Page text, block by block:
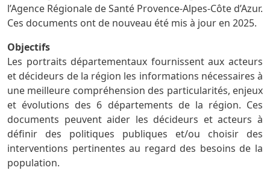
l’Agence Régionale de Santé Provence-Alpes-Côte d’Azur.
Ces documents ont de nouveau été mis à jour en 2025.
Objectifs
Les portraits départementaux fournissent aux acteurs
et décideurs de la région les informations nécessaires à
une meilleure compréhension des particularités, enjeux
et évolutions des 6 départements de la région. Ces
documents peuvent aider les décideurs et acteurs à
définir des politiques publiques et/ou choisir des
interventions pertinentes au regard des besoins de la
population.